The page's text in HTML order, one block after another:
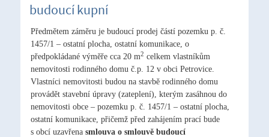
budoucí kupní
Předmětem záměru je budoucí prodej částí pozemku p. č.
1457/1 – ostatní plocha, ostatní komunikace, o
předpokládané výměře cca 20 m2 celkem vlastníkům
nemovitosti rodinného domu č.p. 12 v obci Petrovice.
Vlastníci nemovitosti budou na stavbě rodinného domu
provádět stavební úpravy (zateplení), kterým zasáhnou do
nemovitosti obce – pozemku p. č. 1457/1 – ostatní plocha,
ostatní komunikace, přičemž před zahájením prací bude
s obcí uzavřena smlouva o smlouvě budoucí